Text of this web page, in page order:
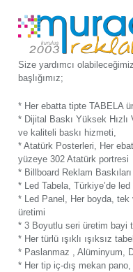
Size yardımcı
başlığımız;
* Her ebatta tipte TABELA
* Dijital Baskı Yüksek Hızlı
ve kaliteli baskı hizmeti,
* Atatürk Posterleri, Her
yüzeye 302 Atatürk portresi
* Billboard Reklam
* Led Tabela, Türkiye’de led
* Led Panel, Her boyda,
üretimi
* 3 Boyutlu seri üretim bayi
* Her türlü ışıklı ışıksız
* Paslanmaz , Alüminyum,
* Her tip iç-dış mekan pano,